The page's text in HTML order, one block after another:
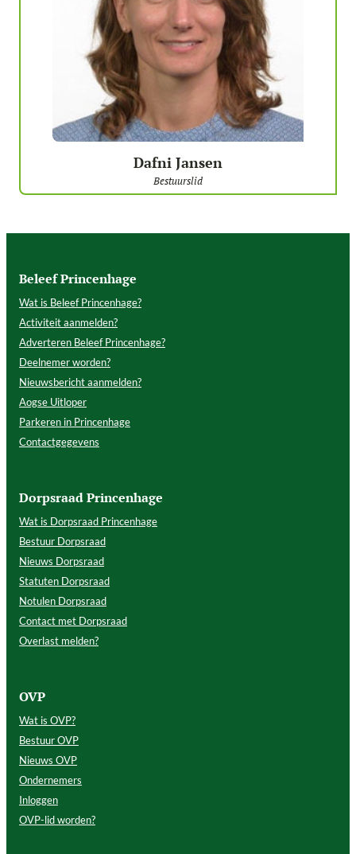
Dafni Jansen
Bestuurslid
Beleef Princenhage
Wat is Beleef Princenhage?
Activiteit aanmelden?
Adverteren Beleef Princenhage?
Deelnemer worden?
Nieuwsbericht aanmelden?
Aogse Uitloper
Parkeren in Princenhage
Contactgegevens
Dorpsraad Princenhage
Wat is Dorpsraad Princenhage
Bestuur Dorpsraad
Nieuws Dorpsraad
Statuten Dorpsraad
Notulen Dorpsraad
Contact met Dorpsraad
Overlast melden?
OVP
Wat is OVP?
Bestuur OVP
Nieuws OVP
Ondernemers
Inloggen
OVP-lid worden?